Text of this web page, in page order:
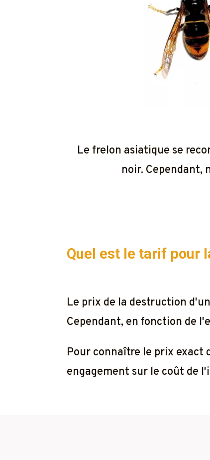
Le frelon asiatique se
noir. Cependant,
Quel est le tarif pour
Le prix de la destruction
Cependant, en fonction de
Pour connaître le prix exact
engagement sur le coût de